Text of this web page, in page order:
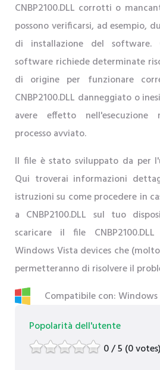
CNBP2100.DLL corrotti o
possono verificarsi, ad esempio,
di installazione del software.
software richiede determinate
di origine per funzionare
CNBP2100.DLL danneggiato o
avere effetto
processo avviato.
Il file è stato sviluppato da per
Qui troverai informazioni
istruzioni su come procedere in
a CNBP2100.DLL sul tuo
scaricare il file
Windows Vista devices che
permetteranno di risolvere il
Compatibile con: Windows
Popolarità dell'utente
0 / 5 (0 votes)